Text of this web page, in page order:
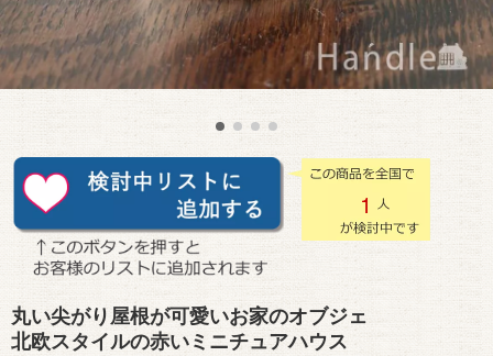
1
丸い尖がり屋根が可愛いお家のオブジェ
北欧スタイルの赤いミニチュアハウス